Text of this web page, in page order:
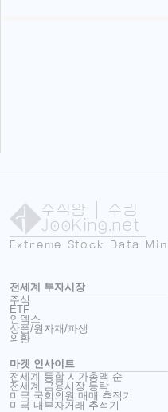
주식왕 | 주킹
JooKing.net
Extreme Stock Data
전세계 투자시장
주식
ETF
인덱스
상품/원자재/파생
외환
마켓 인사이트
전세계 통합 시가총액 순
전세계 금융시장 등락
미국 국회의원 매매 추적기
미국 내부자거래 추적기